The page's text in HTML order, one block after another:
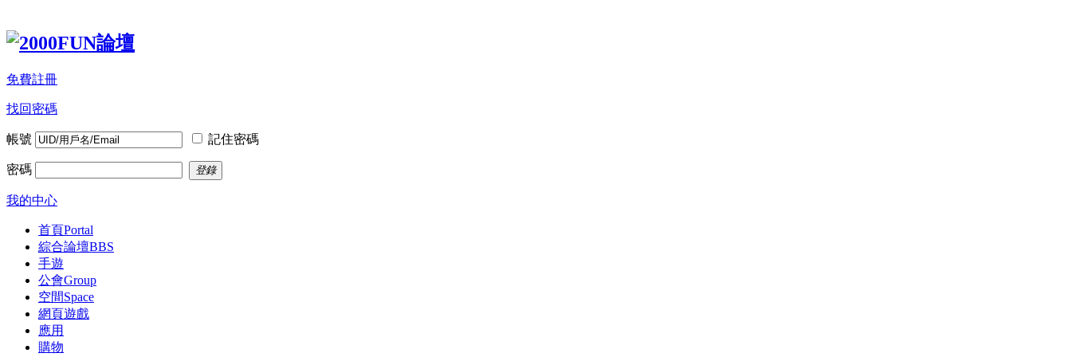
免費註冊
找回密碼
帳號 記住密碼
密碼 登錄
我的中心
首頁Portal
綜合論壇BBS
手遊
公會Group
空間Space
網頁遊戲
應用
購物